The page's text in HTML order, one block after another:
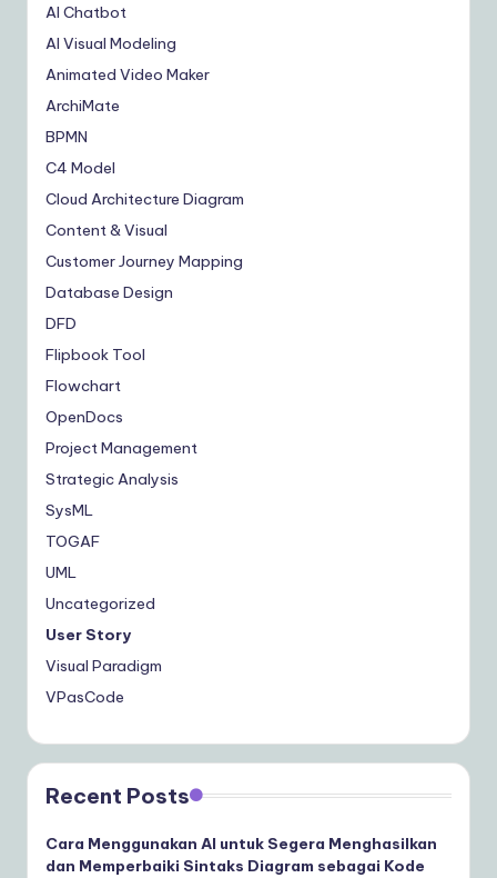
AI Chatbot
AI Visual Modeling
Animated Video Maker
ArchiMate
BPMN
C4 Model
Cloud Architecture Diagram
Content & Visual
Customer Journey Mapping
Database Design
DFD
Flipbook Tool
Flowchart
OpenDocs
Project Management
Strategic Analysis
SysML
TOGAF
UML
Uncategorized
User Story
Visual Paradigm
VPasCode
Recent Posts
Cara Menggunakan AI untuk Segera Menghasilkan
dan Memperbaiki Sintaks Diagram sebagai Kode